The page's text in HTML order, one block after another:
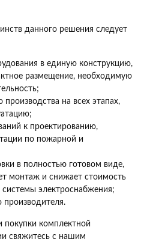
данного решения следует
в единую конструкцию,
размещение, необходимую
на всех этапах,
к проектированию,
по пожарной и
в полностью готовом виде,
монтаж и снижает стоимость
электроснабжения;
производителя.
покупки комплектной
свяжитесь с нашим